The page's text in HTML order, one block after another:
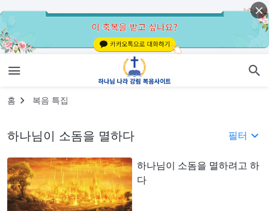
홈 복음 특집
하나님이 소돔을 멸하다 필터
하나님이 소돔을 멸하려고 하
다